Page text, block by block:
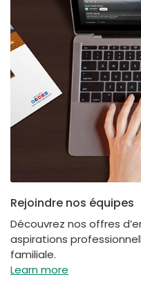
Rejoindre nos équipes
Découvrez nos offres
aspirations
familiale.
Learn more